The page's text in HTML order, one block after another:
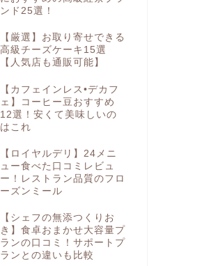
ンド25選！
【厳選】お取り寄せできる
高級チーズケーキ15選
【人気店も通販可能】
【カフェインレス•デカフ
ェ】コーヒー豆おすすめ
12選！安くて美味しいの
はこれ
【ロイヤルデリ】24メニ
ュー食べた口コミレビュ
ー！レストラン品質のフロ
ーズンミール
【シェフの無添つくりお
き】食卓おまかせ大容量プ
ランの口コミ！サポートプ
ランとの違いも比較